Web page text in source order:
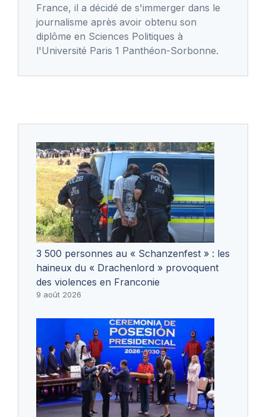
France, il a décidé de s'immerger dans le
journalisme après avoir obtenu son
diplôme en Sciences Politiques à
l'Université Paris 1 Panthéon-Sorbonne.
3 500 personnes au « Schanzenfest » : les
haineux du « Drachenlord » provoquent
des violences en Franconie
9 août 2026